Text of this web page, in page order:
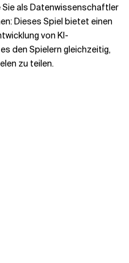
als Datenwissenschaftler
Dieses Spiel bietet einen
von KI-
den Spielern gleichzeitig,
zu teilen.